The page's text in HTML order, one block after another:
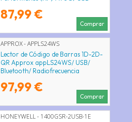
87,99 €
Comprar
APPROX - APPLS24WS
Lector de Código de Barras 1D-2D-
QR Approx appLS24WS/ USB/
Bluetooth/ Radiofrecuencia
97,99 €
Comprar
HONEYWELL - 1400GSR-2USB-1E